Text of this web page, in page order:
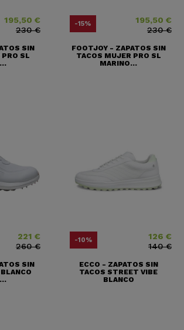
195,50 €
base
230 €
SIN
SL
-15% Precio195,50 €
Precio base
230 €
FOOTJOY - ZAPATOS SIN
TACOS MUJER PRO SL
MARINO...
221 €
base
260 €
SIN
-10% Precio126 €
Precio base
140 €
ECCO - ZAPATOS SIN
TACOS STREET VIBE
BLANCO